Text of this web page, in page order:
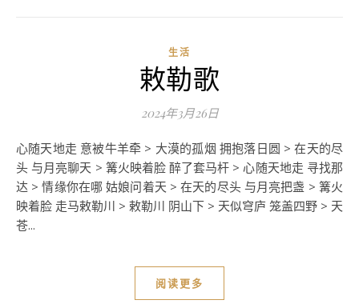
生活
敕勒歌
2024年3月26日
心随天地走 意被牛羊牵 > 大漠的孤烟 拥抱落日圆 > 在天的尽
头 与月亮聊天 > 篝火映着脸 醉了套马杆 > 心随天地走 寻找那
达 > 情缘你在哪 姑娘问着天 > 在天的尽头 与月亮把盏 > 篝火
映着脸 走马敕勒川 > 敕勒川 阴山下 > 天似穹庐 笼盖四野 > 天
苍...
阅读更多